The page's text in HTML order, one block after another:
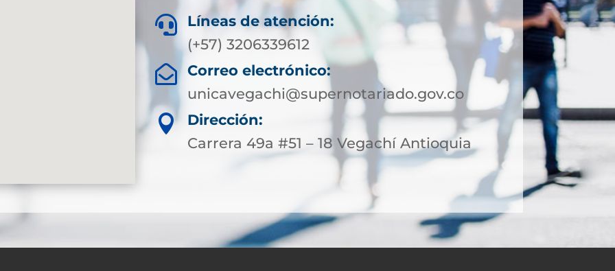

Líneas de atención:
(+57) 3206339612

Correo electrónico:
unicavegachi@supernotariado.gov.co

Dirección:
Carrera 49a #51 – 18 Vegachí Antioquia